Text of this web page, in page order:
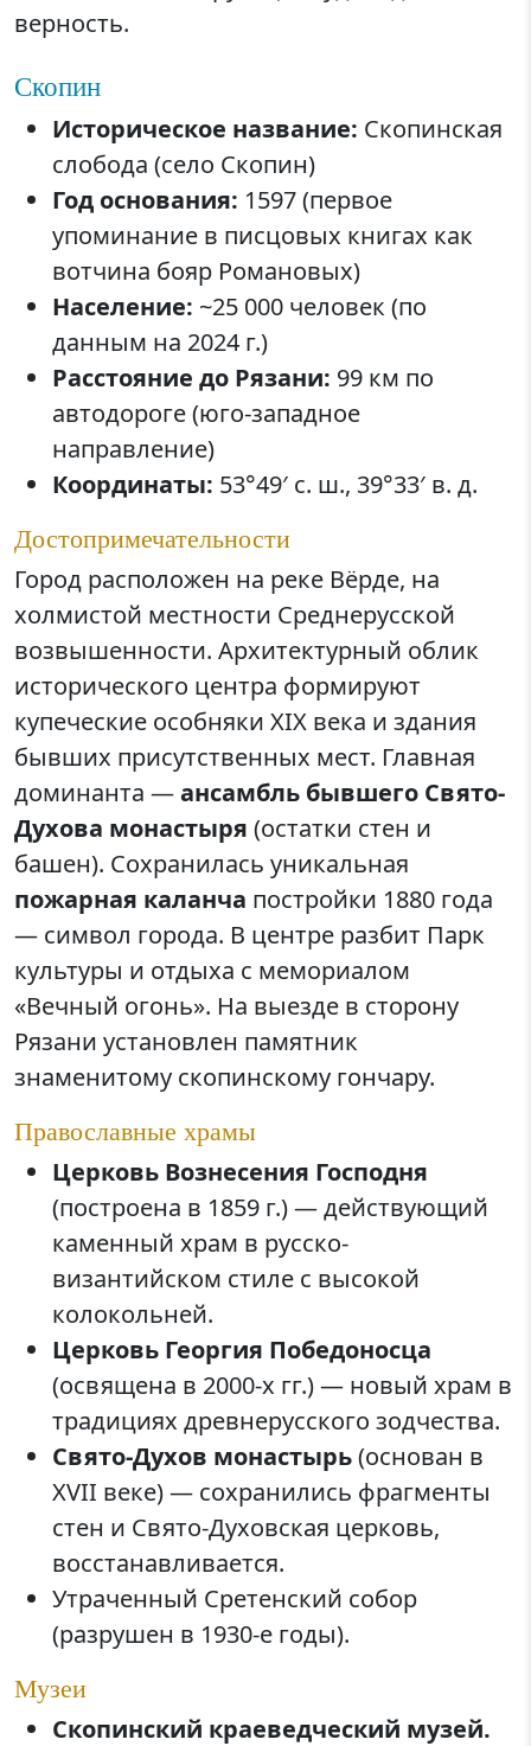
верность.
Скопин
Историческое название: Скопинская
слобода (село Скопин)
Год основания: 1597 (первое
упоминание в писцовых книгах как
вотчина бояр Романовых)
Население: ~25 000 человек (по
данным на 2024 г.)
Расстояние до Рязани: 99 км по
автодороге (юго-западное
направление)
Координаты: 53°49′ с. ш., 39°33′ в. д.
Достопримечательности
Город расположен на реке Вёрде, на
холмистой местности Среднерусской
возвышенности. Архитектурный облик
исторического центра формируют
купеческие особняки XIX века и здания
бывших присутственных мест. Главная
доминанта —ансамбль бывшего Свято-
Духова монастыря (остатки стен и
башен). Сохранилась уникальная
пожарная каланча постройки 1880 года
— символ города. В центре разбит Парк
культуры и отдыха с мемориалом
«Вечный огонь». На выезде в сторону
Рязани установлен памятник
знаменитому скопинскому гончару.
Православные храмы
Церковь Вознесения Господня
(построена в 1859 г.) — действующий
каменный храм в русско-
византийском стиле с высокой
колокольней.
Церковь Георгия Победоносца
(освящена в 2000-х гг.) — новый храм в
традициях древнерусского зодчества.
Свято-Духов монастырь(основан в
XVII веке) — сохранились фрагменты
стен и Свято-Духовская церковь,
восстанавливается.
Утраченный Сретенский собор
(разрушен в 1930-е годы).
Музеи
Скопинский краеведческий музей.